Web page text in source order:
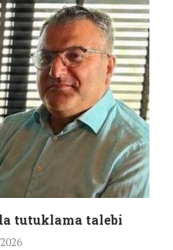
tutuklama talebi